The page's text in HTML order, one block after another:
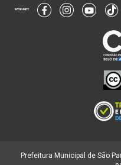
Prefeitura Municipal de São